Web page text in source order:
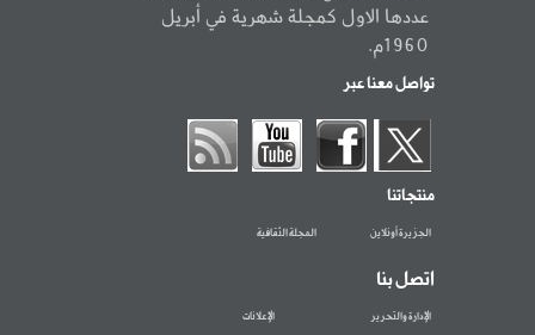
عددها الاول كمجلة شهرية في أبريل
1960م.
تواصل معنا عبر
منتجاتنا
الجزيرة أونلاين المجلة الثقافية
اتصل بنا
الإدارة والتحرير الإعلانات